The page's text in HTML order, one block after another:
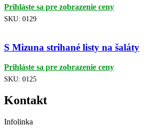
Prihláste sa pre zobrazenie ceny
SKU: 0129
S Mizuna strihané listy na šaláty
Prihláste sa pre zobrazenie ceny
SKU: 0125
Kontakt
Infolinka